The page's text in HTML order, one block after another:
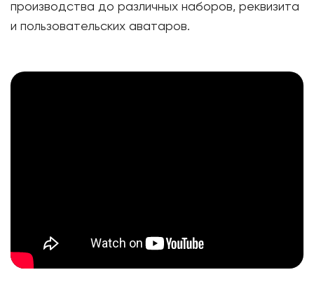
производства до различных наборов, реквизита
и пользовательских аватаров.